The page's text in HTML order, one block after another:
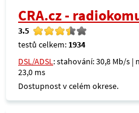
CRA.cz -
3.5
testů celkem: 1934
DSL/ADSL: stahování: 30,8 Mb/s |
23,0 ms
Dostupnost v celém okrese.